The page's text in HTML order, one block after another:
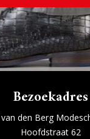
Bezoekadres
den Berg
Hoofdstraat 62